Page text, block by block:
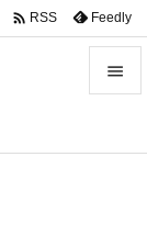

 RSS Feedly